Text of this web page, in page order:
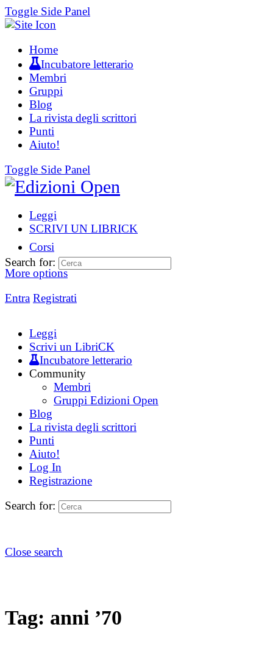
Toggle Side Panel
Home
Incubatore letterario
Membri
Gruppi
Blog
La rivista degli scrittori
Punti
Aiuto!
Toggle Side Panel
Leggi
SCRIVI UN LIBRICK
Corsi
More options
Entra Registrati
Search for:
Leggi
Scrivi un LibriCK
Incubatore letterario
Community
Membri
Gruppi Edizioni Open
Blog
La rivista degli scrittori
Punti
Aiuto!
Log In
Registrazione
Search for:
Close search
Tag: anni ’70